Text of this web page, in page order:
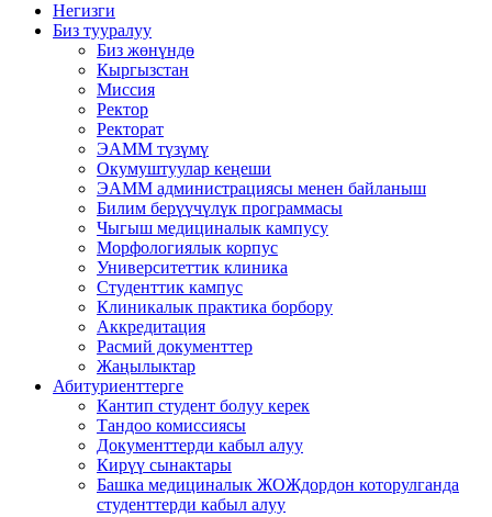
Негизги
Биз тууралуу
Биз жөнүндө
Кыргызстан
Миссия
Ректор
Ректорат
ЭАММ түзүмү
Окумуштуулар кеңеши
ЭАММ администрациясы менен байланыш
Билим берүүчүлүк программасы
Чыгыш медициналык кампусу
Морфологиялык корпус
Университеттик клиника
Студенттик кампус
Клиникалык практика борбору
Аккредитация
Расмий документтер
Жаңылыктар
Абитуриенттерге
Кантип студент болуу керек
Тандоо комиссиясы
Документтерди кабыл алуу
Кирүү сынактары
Башка медициналык ЖОЖдордон которулганда
студенттерди кабыл алуу